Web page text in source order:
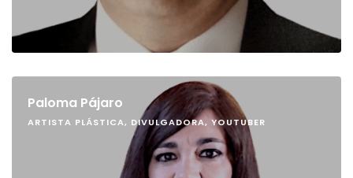
Paloma Pájaro
ARTISTA PLÁSTICA, DIVULGADORA, YOUTUBER